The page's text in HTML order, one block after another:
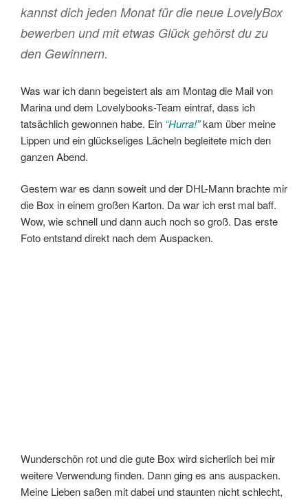
kannst dich jeden Monat für die neue LovelyBox
bewerben und mit etwas Glück gehörst du zu
den Gewinnern.
Was war ich dann begeistert als am Montag die Mail von
Marina und dem Lovelybooks-Team eintraf, dass ich
tatsächlich gewonnen habe. Ein “Hurra!”kam über meine
Lippen und ein glückseliges Lächeln begleitete mich den
ganzen Abend.
Gestern war es dann soweit und der DHL-Mann brachte mir
die Box in einem großen Karton. Da war ich erst mal baff.
Wow, wie schnell und dann auch noch so groß. Das erste
Foto entstand direkt nach dem Auspacken.
Wunderschön rot und die gute Box wird sicherlich bei mir
weitere Verwendung finden. Dann ging es ans auspacken.
Meine Lieben saßen mit dabei und staunten nicht schlecht,